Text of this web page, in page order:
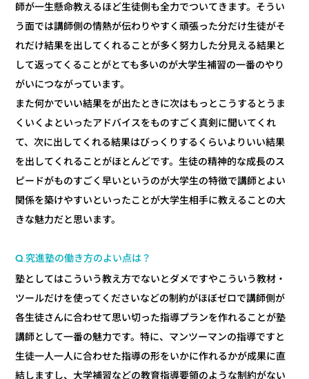
師が一生懸命教えるほど生徒側も全力でついてきます。そうい
う面では講師側の情熱が伝わりやすく頑張った分だけ生徒がそ
れだけ結果を出してくれることが多く努力した分見える結果と
して返ってくることがとても多いのが大学生補習の一番のやり
がいにつながっています。
また何かでいい結果をが出たときに次はもっとこうするとうま
くいくよといったアドバイスをものすごく真剣に聞いてくれ
て、次に出してくれる結果はびっくりするくらいよりいい結果
を出してくれることがほとんどです。生徒の精神的な成長のス
ピードがものすごく早いというのが大学生の特徴で講師とよい
関係を築けやすいといったことが大学生相手に教えることの大
きな魅力だと思います。
Q.究進塾の働き方のよい点は？
塾としてはこういう教え方でないとダメですやこういう教材・
ツールだけを使ってくださいなどの制約がほぼゼロで講師側が
各生徒さんに合わせて思い切った指導プランを作れることが塾
講師として一番の魅力です。特に、マンツーマンの指導ですと
生徒一人一人に合わせた指導の形をいかに作れるかが成果に直
結しますし、大学補習などの教育指導要領のような制約がない